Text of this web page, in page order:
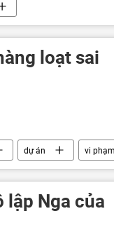
loạt sai
dự án
vi phạm
lập Nga của